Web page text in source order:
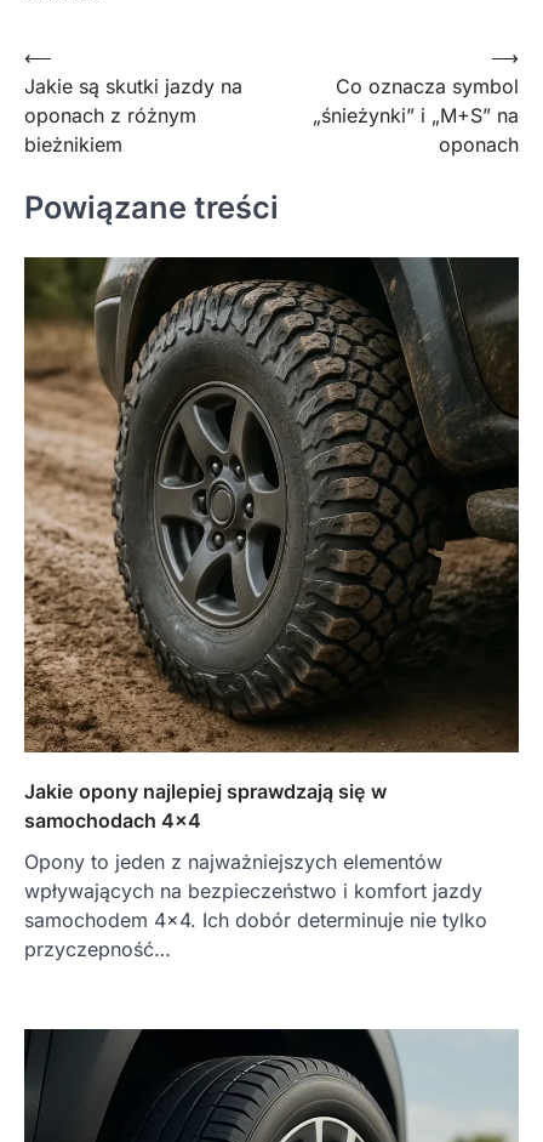
Nawigacja
wpisu
⟵
Jakie są skutki jazdy na
oponach z różnym
bieżnikiem
Co oznacza symbol
„śnieżynki” i „M+S” na
oponach
⟶
Powiązane treści
Jakie opony najlepiej sprawdzają się w
samochodach 4×4
Opony to jeden z najważniejszych elementów
wpływających na bezpieczeństwo i komfort jazdy
samochodem 4×4. Ich dobór determinuje nie tylko
przyczepność…